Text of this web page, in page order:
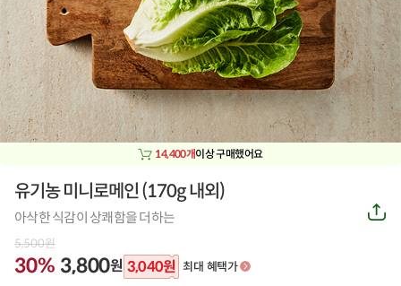
14,400개이상 구매했어요
유기농 미니로메인 (170g 내외)
아삭한 식감이 상쾌함을 더하는
5,500원
30% 3,800원 3,040원 최대 혜택가
공
유